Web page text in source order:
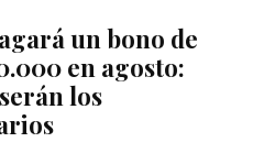
un bono de
en agosto:
los